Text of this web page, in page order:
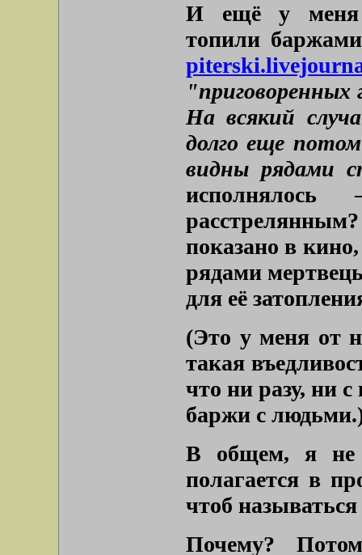
И ещё у меня
топили
На всякий
долго еще
видны рядами
показано в
рядами
для её
(Это у меня от
такая
что ни разу, ни
баржи с
В общем, я не
полагается в
чтоб
Почему?